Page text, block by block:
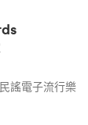
謠電子流行樂